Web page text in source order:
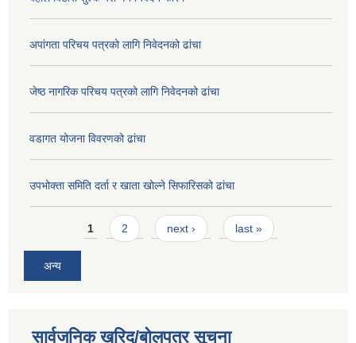
अपांगता परिचय पत्रको लागि निवेदनको ढांचा
जेष्ठ नागरिक परिचय पत्रको लागि निवेदनको ढांचा
वडागत योजना विवरणको ढांचा
उपभोक्ता समिति दर्ता र खाता खोल्ने सिफारिसको ढांचा
Pages1 2 next › last »
अन्य
सार्वजनिक खरिद/बोलपत्र सूचना